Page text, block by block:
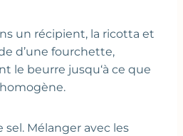
un récipient, la ricotta et
d’une fourchette,
le beurre jusqu‘à ce que
Mélanger avec les